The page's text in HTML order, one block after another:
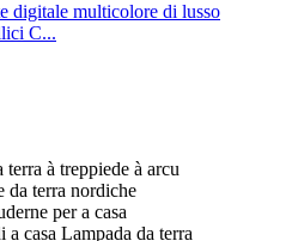
digitale multicolore di lusso
C...